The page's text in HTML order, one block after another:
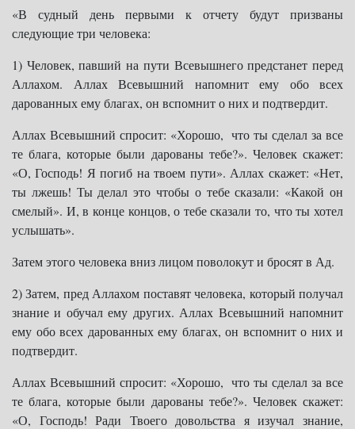
«В судный день первыми к отчету будут призваны
следующие три человека:
1) Человек, павший на пути Всевышнего предстанет перед
Аллахом. Аллах Всевышний напомнит ему обо всех
дарованных ему благах, он вспомнит о них и подтвердит.
Аллах Всевышний спросит: «Хорошо, что ты сделал за все
те блага, которые были дарованы тебе?». Человек скажет:
«О, Господь! Я погиб на твоем пути». Аллах скажет: «Нет,
ты лжешь! Ты делал это чтобы о тебе сказали: «Какой он
смелый». И, в конце концов, о тебе сказали то, что ты хотел
услышать».
Затем этого человека вниз лицом поволокут и бросят в Ад.
2) Затем, пред Аллахом поставят человека, который получал
знание и обучал ему других. Аллах Всевышний напомнит
ему обо всех дарованных ему благах, он вспомнит о них и
подтвердит.
Аллах Всевышний спросит: «Хорошо, что ты сделал за все
те блага, которые были дарованы тебе?». Человек скажет:
«О, Господь! Ради Твоего довольства я изучал знание,